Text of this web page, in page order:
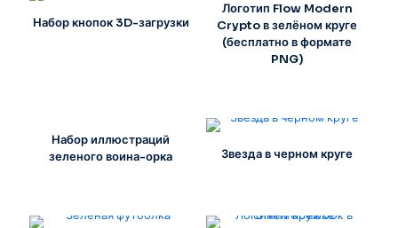
Набор кнопок 3D-загрузки
Логотип Flow Modern
Crypto в зелёном круге
(бесплатно в формате
PNG)
Набор иллюстраций
зеленого воина-орка
Звезда в черном круге